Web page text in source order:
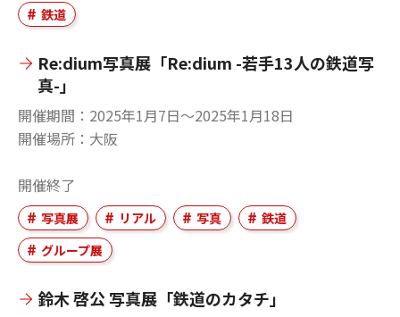
鉄道
Re:dium写真展「Re:dium -若手13人の鉄道写
真-」
開催期間
2025年1月7日〜2025年1月18日
開催場所
大阪
開催終了
写真展 リアル 写真
鉄道
グループ展
鈴木 啓公 写真展「鉄道のカタチ」